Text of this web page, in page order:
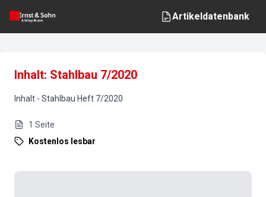
Artikeldatenbank
Inhalt: Stahlbau 7/2020
Inhalt - Stahlbau Heft 7/2020
1 Seite
Kostenlos lesbar